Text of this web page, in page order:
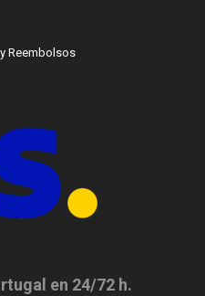
Reembolsos
en 24/72 h.